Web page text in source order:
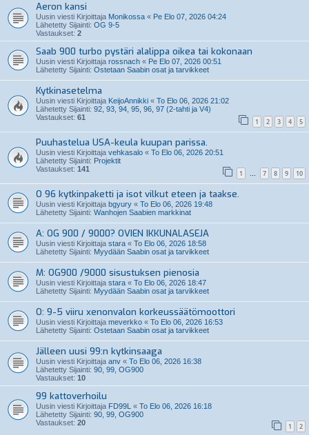
Aeron kansi
Uusin viesti Kirjoittaja Monikossa « Pe Elo 07, 2026 04:24
Lähetetty Sijainti: OG 9-5
Vastaukset: 2
Saab 900 turbo pystäri alalippa oikea tai kokonaan
Uusin viesti Kirjoittaja rossnach « Pe Elo 07, 2026 00:51
Lähetetty Sijainti: Ostetaan Saabin osat ja tarvikkeet
Kytkinasetelma
Uusin viesti Kirjoittaja KeijoAnnikki « To Elo 06, 2026 21:02
Lähetetty Sijainti: 92, 93, 94, 95, 96, 97 (2-tahti ja V4)
Vastaukset: 61 1 2 3 4 5
Puuhastelua USA-keula kuupan parissa.
Uusin viesti Kirjoittaja vehkasalo « To Elo 06, 2026 20:51
Lähetetty Sijainti: Projektit
Vastaukset: 141 1 … 7 8 9 10
O 96 kytkinpaketti ja isot vilkut eteen ja taakse.
Uusin viesti Kirjoittaja bgyury « To Elo 06, 2026 19:48
Lähetetty Sijainti: Wanhojen Saabien markkinat
A: OG 900 / 9000? OVIEN IKKUNALASEJA
Uusin viesti Kirjoittaja stara « To Elo 06, 2026 18:58
Lähetetty Sijainti: Myydään Saabin osat ja tarvikkeet
M: OG900 /9000 sisustuksen pienosia
Uusin viesti Kirjoittaja stara « To Elo 06, 2026 18:47
Lähetetty Sijainti: Myydään Saabin osat ja tarvikkeet
O: 9-5 viiru xenonvalon korkeussäätömoottori
Uusin viesti Kirjoittaja meverkko « To Elo 06, 2026 16:53
Lähetetty Sijainti: Ostetaan Saabin osat ja tarvikkeet
Jälleen uusi 99:n kytkinsaaga
Uusin viesti Kirjoittaja anv « To Elo 06, 2026 16:38
Lähetetty Sijainti: 90, 99, OG900
Vastaukset: 10
99 kattoverhoilu
Uusin viesti Kirjoittaja FD99L « To Elo 06, 2026 16:18
Lähetetty Sijainti: 90, 99, OG900
Vastaukset: 20 1 2